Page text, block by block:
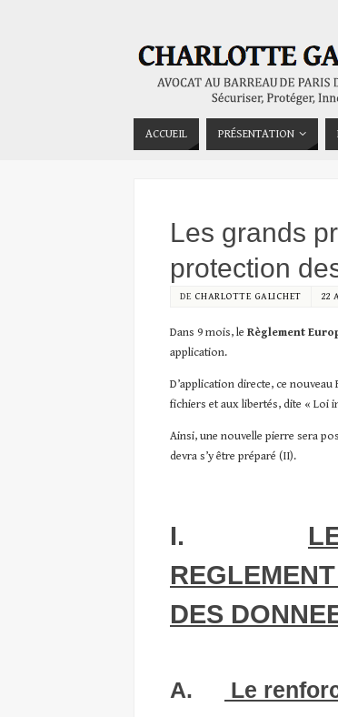
ACCUEIL PRÉSENTATION
Les grands
protection
DE CHARLOTTE GALICHET 22
Dans 9 mois, le Règlement
application.
D’application directe, ce
fichiers et aux libertés, dite « Loi
Ainsi, une nouvelle pierre sera
devra s’y être préparé (II).
I.
DES
A. Le